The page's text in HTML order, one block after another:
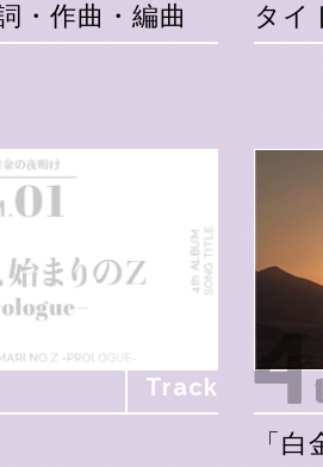
・作曲・編曲
タイ
Track
「